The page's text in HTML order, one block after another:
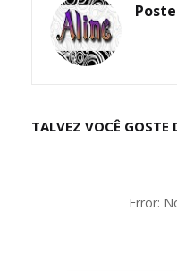
TALVEZ VOCÊ GOSTE
Error: